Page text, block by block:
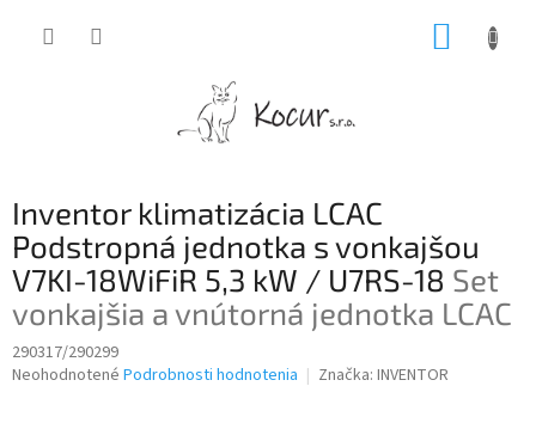
Inventor klimatizácia LCAC
Podstropná jednotka s vonkajšou
V7KI-18WiFiR 5,3 kW / U7RS-18 Set
vonkajšia a vnútorná jednotka LCAC
290317/290299
Priemerné
Neohodnotené Podrobnosti hodnotenia Značka: INVENTOR